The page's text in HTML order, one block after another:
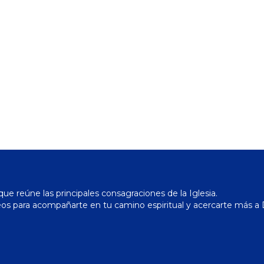
reúne las principales consagraciones de la Iglesia.
para acompañarte en tu camino espiritual y acercarte más a